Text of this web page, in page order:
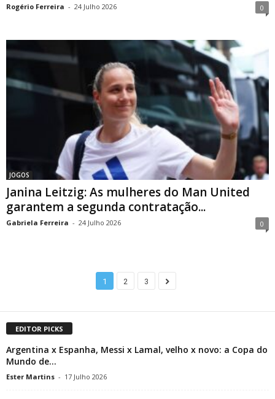
Rogério Ferreira - 24 Julho 2026 0
JOGOS
Janina Leitzig: As mulheres do Man United
garantem a segunda contratação...
Gabriela Ferreira - 24 Julho 2026 0
1 2 3
EDITOR PICKS
Argentina x Espanha, Messi x Lamal, velho x novo: a Copa do
Mundo de...
Ester Martins - 17 Julho 2026